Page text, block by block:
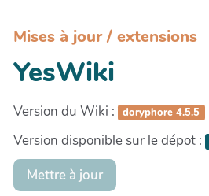
Mises à jour / extensions
YesWiki
Version du Wiki : doryphore 4.5.5
Version disponible sur le dépot :
Mettre à jour